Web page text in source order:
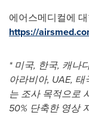
에어스메디컬에
https://
* 미국, 한국, 캐나
아라비아, UAE,
는 조사 목적으로
50% 단축한 영상